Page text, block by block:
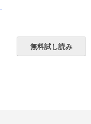
無料試し読み